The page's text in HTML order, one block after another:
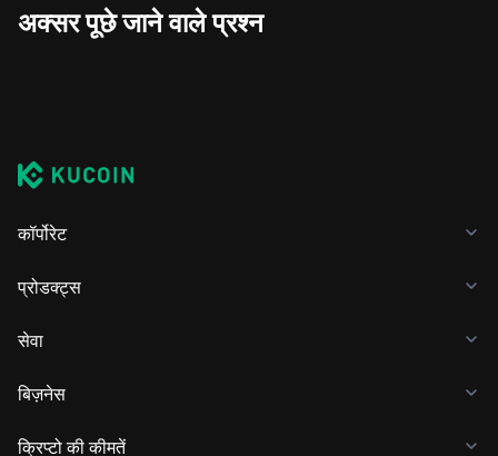
अक्सर पूछे जाने वाले प्रश्न
कॉर्पोरेट
प्रोडक्ट्स
सेवा
बिज़नेस
क्रिप्टो की कीमतें